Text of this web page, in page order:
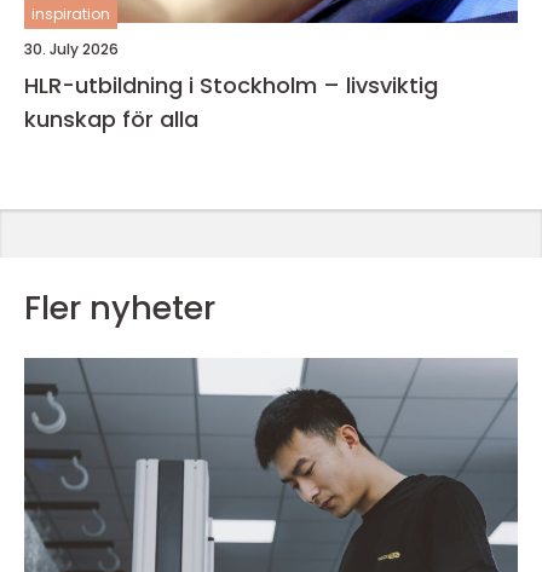
inspiration
30. July 2026
HLR-utbildning i Stockholm – livsviktig
kunskap för alla
Fler nyheter